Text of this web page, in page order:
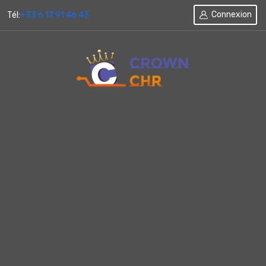
Tél:+33 6 17 91 46 43 Connexion